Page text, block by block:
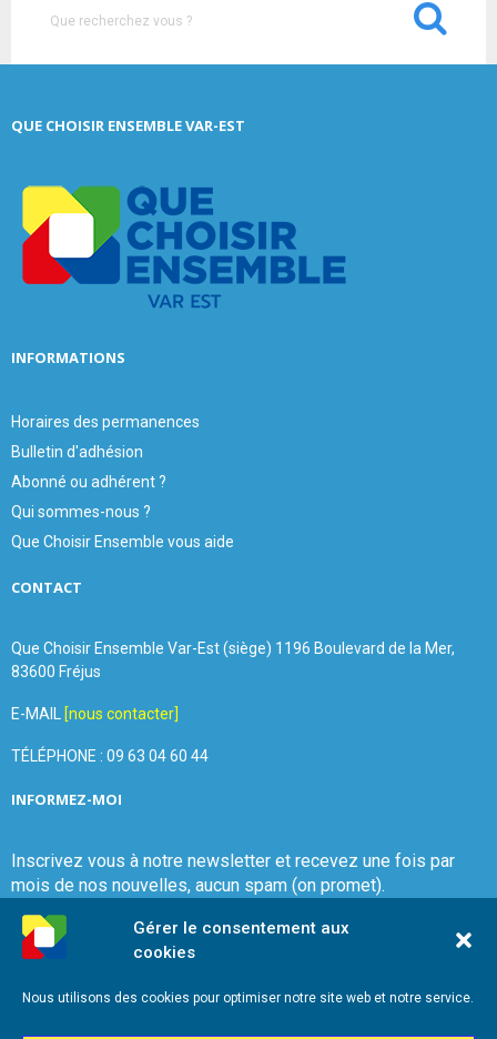
Gérer le consentement aux
cookies
Nous utilisons des cookies pour optimiser notre site web et notre service.
h
S
QUE CHOISIR ENSEMBLE VAR-EST
INFORMATIONS
Horaires des permanences
Bulletin d'adhésion
Abonné ou adhérent ?
Qui sommes-nous ?
Que Choisir Ensemble vous aide
CONTACT
Que Choisir Ensemble Var-Est (siège) 1196 Boulevard de la Mer,
83600 Fréjus
E-MAIL [nous contacter]
TÉLÉPHONE : 09 63 04 60 44
INFORMEZ-MOI
Inscrivez vous à notre newsletter et recevez une fois par
mois de nos nouvelles, aucun spam (on promet).